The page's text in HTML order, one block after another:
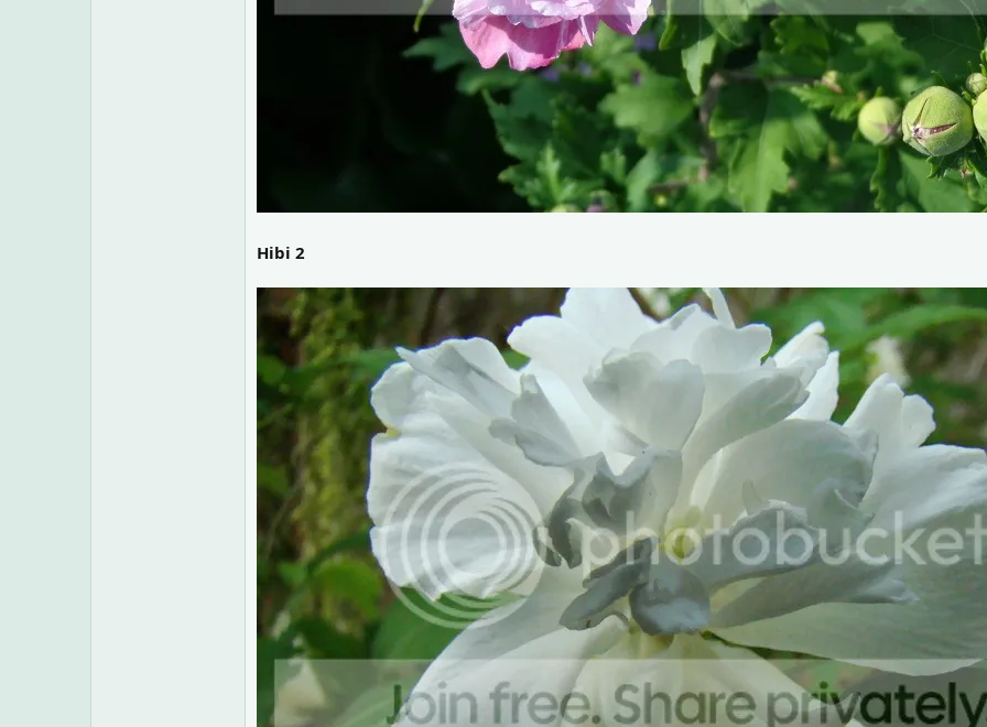
Hibi 2